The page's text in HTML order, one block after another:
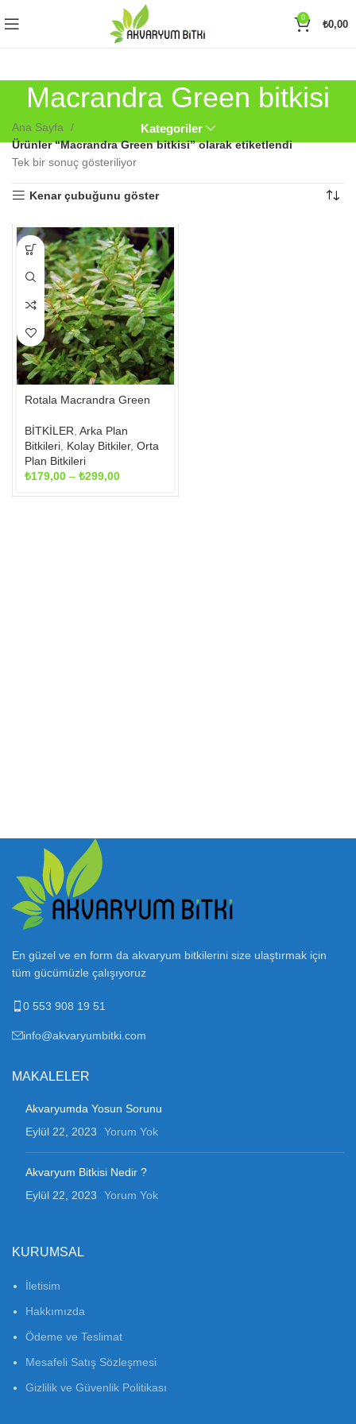
0
₺0,00
Macrandra Green bitkisi
Kategoriler
Ana Sayfa
Ürünler “Macrandra Green bitkisi” olarak etiketlendi
Tek bir sonuç gösteriliyor
Kenar çubuğunu göster
Bu
ürünün
birden
varyasyonu
Seçenekler
ürün
sayfasından
seçilebilir
Rotala Macrandra Green
BİTKİLER Arka Plan
Bitkileri Kolay Bitkiler, Orta
Plan Bitkileri
₺179,00 – ₺299,00Fiyat
En güzel ve en form da akvaryum bitkilerini size ulaştırmak için
tüm gücümüzle çalışıyoruz
0 553 908 19 51
info@akvaryumbitki.com
MAKALELER
Akvaryumda Yosun Sorunu
Eylül 22, 2023
Yorum Yok
Akvaryum Bitkisi Nedir ?
Eylül 22, 2023
Yorum Yok
KURUMSAL
İletisim
Hakkımızda
Ödeme ve Teslimat
Mesafeli Satış Sözleşmesi
Gizlilik ve Güvenlik Politikası